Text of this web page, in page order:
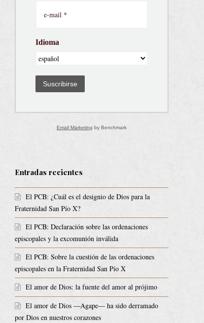
Idioma
Suscribirse
Email Marketing by Benchmark
Entradas recientes
El PCB: ¿Cuál es el designio de Dios para la
Fraternidad San Pío X?
El PCB: Declaración sobre las ordenaciones
episcopales y la excomunión inválida
El PCB: Sobre la cuestión de las ordenaciones
episcopales en la Fraternidad San Pío X
El amor de Dios: la fuente del amor al prójimo
El amor de Dios ―Agape― ha sido derramado
por Dios en nuestros corazones